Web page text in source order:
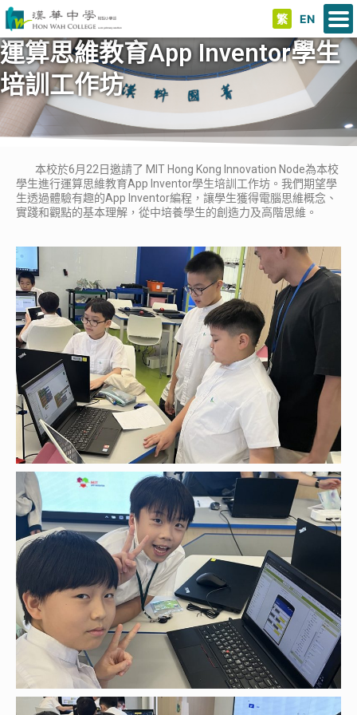
繁 EN
運算思維教育App Inventor學生
培訓工作坊
本校於6月22日邀請了 MIT Hong Kong Innovation Node為本校
學生進行運算思維教育App Inventor學生培訓工作坊。我們期望學
生透過體驗有趣的App Inventor編程，讓學生獲得電腦思維概念、
實踐和觀點的基本理解，從中培養學生的創造力及高階思維。